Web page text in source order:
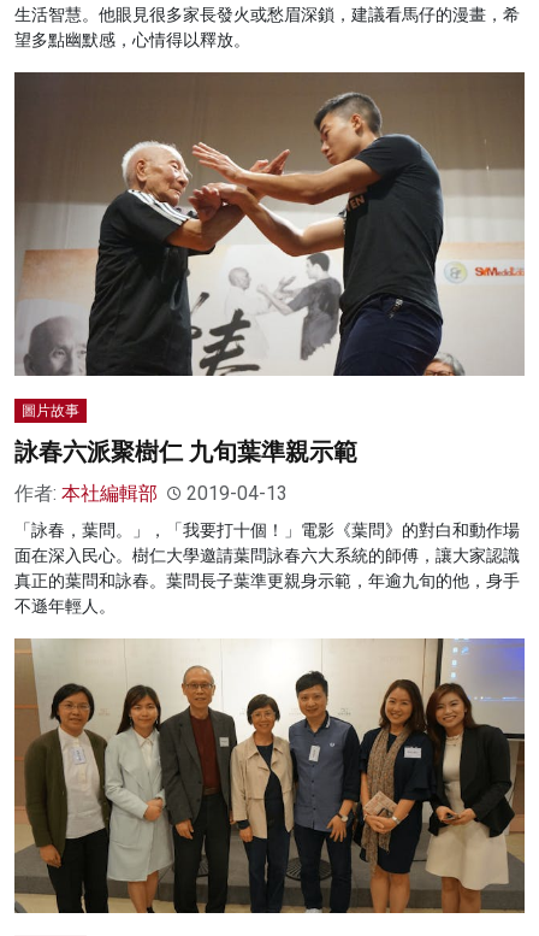
生活智慧。他眼見很多家長發火或愁眉深鎖，建議看馬仔的漫畫，希
望多點幽默感，心情得以釋放。
圖片故事
詠春六派聚樹仁 九旬葉準親示範
作者: 本社編輯部 2019-04-13
「詠春，葉問。」，「我要打十個！」電影《葉問》的對白和動作場
面在深入民心。樹仁大學邀請葉問詠春六大系統的師傅，讓大家認識
真正的葉問和詠春。葉問長子葉準更親身示範，年逾九旬的他，身手
不遜年輕人。